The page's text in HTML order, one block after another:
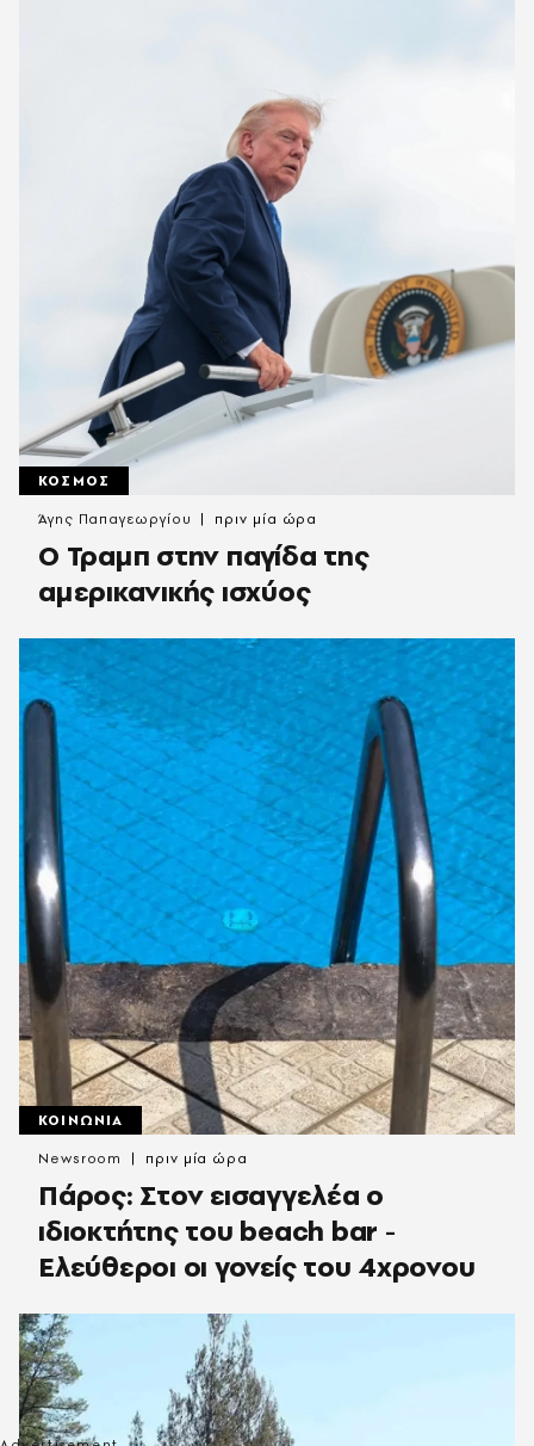
ΚΟΣΜΟΣ
Ο Τραμπ στην παγίδα της
αμερικανικής ισχύος
Άγης Παπαγεωργίου πριν μία ώρα
ΚΟΙΝΩΝΙΑ
Πάρος: Στον εισαγγελέα ο
ιδιοκτήτης του beach bar -
Ελεύθεροι οι γονείς του 4χρονου
Newsroom πριν μία ώρα